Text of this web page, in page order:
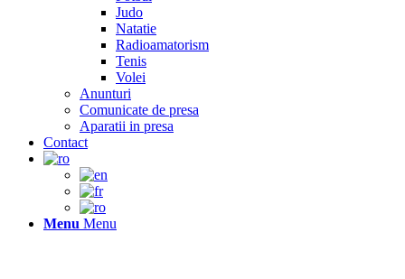
Judo
Natatie
Radioamatorism
Tenis
Volei
Anunturi
Comunicate de presa
Aparatii in presa
Contact
Menu Menu